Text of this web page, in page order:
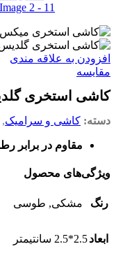
افزودن به علاقه مندی
مقایسه
کاشی استخری
دسته: کاشی و سرامیک,
مقاوم در برابر
ویژگی‌های محصول
رنگ مشکی, طوسی
ابعاد2.5*2.5 سانتیمتر